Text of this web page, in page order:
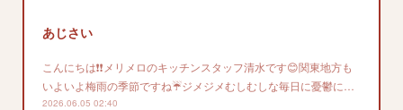
あじさい
こんにちは❗❗メリメロのキッチンスタッフ清水です😊関東地方も
いよいよ梅雨の季節ですね☔ジメジメむしむしな毎日に憂鬱に…
2026.06.05 02:40